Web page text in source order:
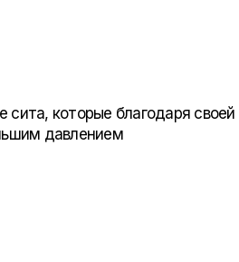
которые благодаря
давлением